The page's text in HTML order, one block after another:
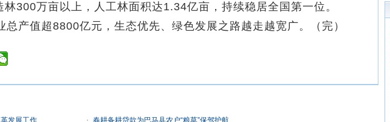
300万亩以上，人工林面积达1.34亿亩，持续稳居全国第一位。
总产值超8800亿元，生态优先、绿色发展之路越走越宽广。（完）
发展工作
春耕备耕贷款为巴马县农户“粮草”保驾护航